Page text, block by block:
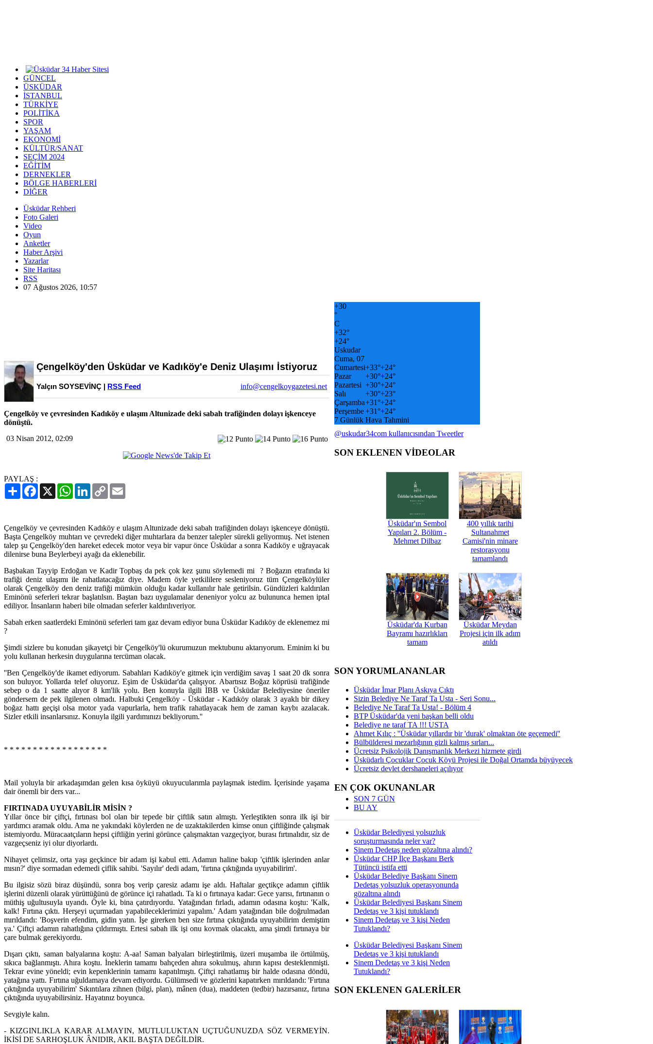
GÜNCEL
ÜSKÜDAR
İSTANBUL
TÜRKİYE
POLİTİKA
SPOR
YAŞAM
EKONOMİ
KÜLTÜR/SANAT
SEÇİM 2024
EĞİTİM
DERNEKLER
BÖLGE HABERLERİ
DİĞER
Üsküdar Rehberi
Foto Galeri
Video
Oyun
Anketler
Haber Arşivi
Yazarlar
Site Haritası
RSS
07 Ağustos 2026, 10:57
Çengelköy'den Üsküdar ve Kadıköy'e Deniz Ulaşımı İstiyoruz
Yalçın SOYSEVİNÇ | RSS Feed info@cengelkoygazetesi.net
Çengelköy ve çevresinden Kadıköy e ulaşım Altunizade deki sabah trafiğinden dolayı işkenceye
dönüştü.
03 Nisan 2012, 02:09
PAYLAŞ :
PaylaşFacebook
X WhatsAppLinkedIn
Copy
Link
Çengelköy ve çevresinden Kadıköy e ulaşım Altunizade deki sabah trafiğinden dolayı işkenceye dönüştü.
Başta Çengelköy muhtarı ve çevredeki diğer muhtarlara da benzer talepler sürekli geliyormuş. Net istenen
talep şu Çengelköy'den hareket edecek motor veya bir vapur önce Üsküdar a sonra Kadıköy e uğrayacak
dilenirse buna Beylerbeyi ayağı da eklenebilir.
Başbakan Tayyip Erdoğan ve Kadir Topbaş da pek çok kez şunu söylemedi mi ? Boğazın etrafında ki
trafiği deniz ulaşımı ile rahatlatacağız diye. Madem öyle yetkililere sesleniyoruz tüm Çengelköylüler
olarak Çengelköy den deniz trafiği mümkün olduğu kadar kullanılır hale getirilsin. Gündüzleri kaldırılan
Eminönü seferleri tekrar başlatılsın. Baştan bazı uygulamalar deneniyor yolcu az bulununca hemen iptal
ediliyor. İnsanların haberi bile olmadan seferler kaldırılıveriyor.
Sabah erken saatlerdeki Eminönü seferleri tam gaz devam ediyor buna Üsküdar Kadıköy de eklenemez mi
?
Şimdi sizlere bu konudan şikayetçi bir Çengelköy'lü okurumuzun mektubunu aktarıyorum. Eminim ki bu
yolu kullanan herkesin duygularına tercüman olacak.
''Ben Çengelköy'de ikamet ediyorum. Sabahları Kadıköy'e gitmek için verdiğim savaş 1 saat 20 dk sonra
son buluyor. Yollarda telef oluyoruz. Eşim de Üsküdar'da çalışıyor. Abartısız Boğaz köprüsü trafiğinde
sebep o da 1 saatte alıyor 8 km'lik yolu. Ben konuyla ilgili İBB ve Üsküdar Belediyesine öneriler
göndersem de pek ilgilenen olmadı. Halbuki Çengelköy - Üsküdar - Kadıköy olarak 3 ayaklı bir dikey
boğaz hattı geçişi olsa motor yada vapurlarla, hem trafik rahatlayacak hem de zaman kaybı azalacak.
Sizler etkili insanlarsınız. Konuyla ilgili yardımınızı bekliyorum.''
* * * * * * * * * * * * * * * * * *
Mail yoluyla bir arkadaşımdan gelen kısa öyküyü okuyucularımla paylaşmak istedim. İçerisinde yaşama
dair önemli bir ders var...
FIRTINADA UYUYABİLİR MİSİN ?
Yıllar önce bir çiftçi, fırtınası bol olan bir tepede bir çiftlik satın almıştı. Yerleştikten sonra ilk işi bir
yardımcı aramak oldu. Ama ne yakındaki köylerden ne de uzaktakilerden kimse onun çiftliğinde çalışmak
istemiyordu. Müracaatçıların hepsi çiftliğin yerini görünce çalışmaktan vazgeçiyor, burası fırtınalıdır, siz de
vazgeçseniz iyi olur diyorlardı.
Nihayet çelimsiz, orta yaşı geçkince bir adam işi kabul etti. Adamın haline bakıp 'çiftlik işlerinden anlar
mısın?' diye sormadan edemedi çiflik sahibi. 'Sayılır' dedi adam, 'fırtına çıktığında uyuyabilirim'.
Bu ilgisiz sözü biraz düşündü, sonra boş verip çaresiz adamı işe aldı. Haftalar geçtikçe adamın çiftlik
işlerini düzenli olarak yürüttüğünü de görünce içi rahatladı. Ta ki o fırtınaya kadar: Gece yarısı, fırtınanın o
müthiş uğultusuyla uyandı. Öyle ki, bina çatırdıyordu. Yatağından fırladı, adamın odasına koştu: 'Kalk,
kalk! Fırtına çıktı. Herşeyi uçurmadan yapabileceklerimizi yapalım.' Adam yatağından bile doğrulmadan
mırıldandı: 'Boşverin efendim, gidin yatın. İşe girerken ben size fırtına çıktığında uyuyabilirim demiştim
ya.' Çiftçi adamın rahatlığına çıldırmıştı. Ertesi sabah ilk işi onu kovmak olacaktı, ama şimdi fırtınaya bir
çare bulmak gerekiyordu.
Dışarı çıktı, saman balyalarına koştu: A-aa! Saman balyaları birleştirilmiş, üzeri muşamba ile örtülmüş,
sıkıca bağlanmıştı. Ahıra koştu. İneklerin tamamı bahçeden ahıra sokulmuş, ahırın kapısı desteklenmişti.
Tekrar evine yöneldi; evin kepenklerinin tamamı kapatılmıştı. Çiftçi rahatlamış bir halde odasına döndü,
yatağına yattı. Fırtına uğuldamaya devam ediyordu. Gülümsedi ve gözlerini kapatırken mırıldandı: 'Fırtına
çıktığında uyuyabilirim' Sıkıntılara zihnen (bilgi, plan), mânen (dua), maddeten (tedbir) hazırsanız, fırtına
çıktığında uyuyabilirsiniz. Hayatınız boyunca.
Sevgiyle kalın.
- KIZGINLIKLA KARAR ALMAYIN, MUTLULUKTAN UÇTUĞUNUZDA SÖZ VERMEYİN.
İKİSİ DE SARHOŞLUK ÂNIDIR, AKIL BAŞTA DEĞİLDİR.
+30
°
C
+32°
+24°
Uskudar
Cuma, 07
Cumartesi+33°+24°
Pazar
+30°+24°
Pazartesi +30°+24°
Salı
+30°+23°
Çarşamba+31°+24°
Perşembe+31°+24°
7 Günlük Hava Tahmini
@uskudar34com kullanıcısından Tweetler
SON EKLENEN VİDEOLAR
Üsküdar'ın Sembol
Yapıları 2. Bölüm -
Mehmet Dilbaz
400 yıllık tarihi
Sultanahmet
Camisi'nin minare
restorasyonu
tamamlandı
Üsküdar'da Kurban
Bayramı hazırlıkları
tamam
Üsküdar Meydan
Projesi için ilk adım
atıldı
SON YORUMLANANLAR
Üsküdar İmar Planı Askıya Çıktı
Sizin Belediye Ne Taraf Ta Usta - Seri Sonu...
Belediye Ne Taraf Ta Usta! - Bölüm 4
BTP Üsküdar'da yeni başkan belli oldu
Belediye ne taraf TA !!! USTA
Ahmet Kılıç : ''Üsküdar yıllardır bir 'durak' olmaktan öte geçemedi''
Bülbülderesi mezarlığının gizli kalmış sırları...
Ücretsiz Psikolojik Danışmanlık Merkezi hizmete girdi
Üsküdarlı Çocuklar Çocuk Köyü Projesi ile Doğal Ortamda büyüyecek
Ücretsiz devlet dershaneleri açılıyor
EN ÇOK OKUNANLAR
SON 7 GÜN
BU AY
Üsküdar Belediyesi yolsuzluk
soruşturmasında neler var?
Sinem Dedetaş neden gözaltına alındı?
Üsküdar CHP İlçe Başkanı Berk
Tütüncü istifa etti
Üsküdar Belediye Başkanı Sinem
Dedetaş yolsuzluk operasyonunda
gözaltına alındı
Üsküdar Belediyesi Başkanı Sinem
Dedetaş ve 3 kişi tutuklandı
Sinem Dedetaş ve 3 kişi Neden
Tutuklandı?
Üsküdar Belediyesi Başkanı Sinem
Dedetaş ve 3 kişi tutuklandı
Sinem Dedetaş ve 3 kişi Neden
Tutuklandı?
SON EKLENEN GALERİLER